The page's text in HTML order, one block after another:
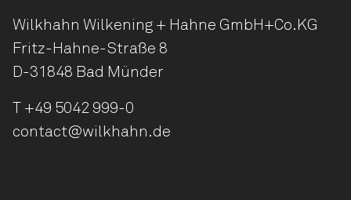
Wilkhahn Wilkening + Hahne GmbH+Co.KG
Fritz-Hahne-Straße 8
D-31848 Bad Münder
+49 5042 999-0
contact@wilkhahn.de